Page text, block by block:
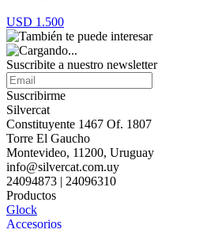
USD 1.500
Suscribite a nuestro newsletter
Suscribirme
Silvercat
Constituyente 1467 Of. 1807
Torre El Gaucho
Montevideo, 11200, Uruguay
info@silvercat.com.uy
24094873 | 24096310
Productos
Glock
Accesorios